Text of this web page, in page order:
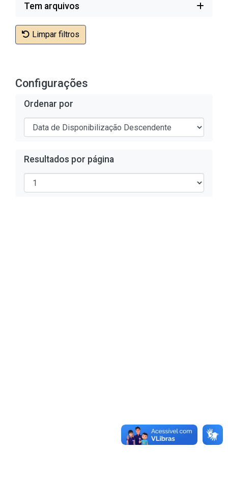
Tem arquivos
Limpar filtros
Configurações
Ordenar por
Resultados por página